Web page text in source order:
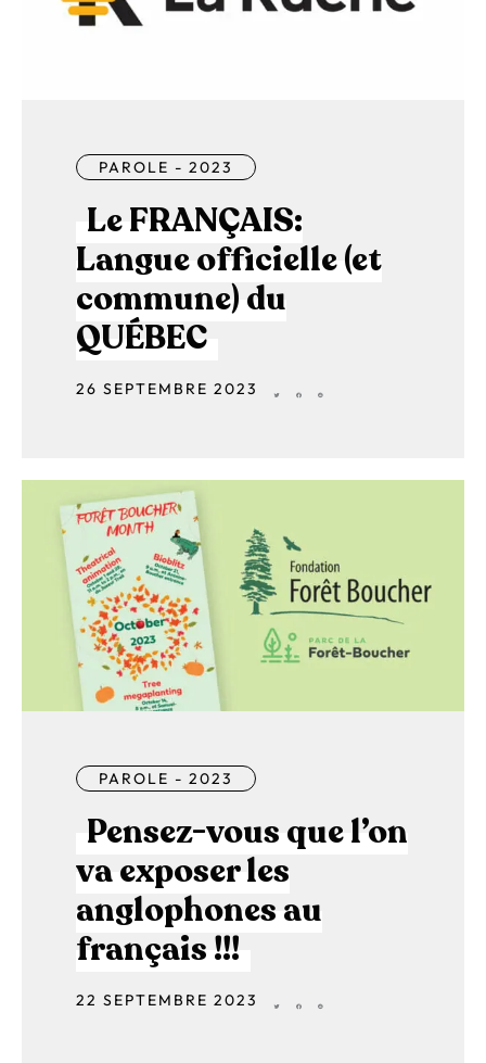
PAROLE - 2023
Le FRANÇAIS:
Langue officielle (et
commune) du
QUÉBEC
26 SEPTEMBRE 2023
PAROLE - 2023
Pensez-vous que l’on
va exposer les
anglophones au
français !!!
22 SEPTEMBRE 2023